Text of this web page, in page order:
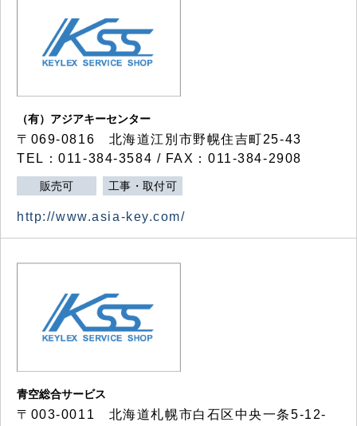
（有）アジアキーセンター
〒069-0816 北海道江別市野幌住吉町25-43
TEL：011-384-3584 / FAX：011-384-2908
販売可 工事・取付可
http://www.asia-key.com/
青空総合サービス
〒003-0011 北海道札幌市白石区中央一条5-12-